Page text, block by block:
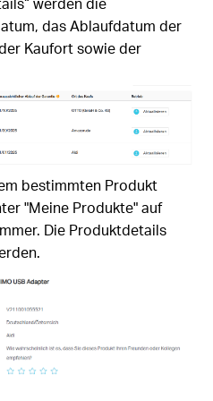
das Ablaufdatum der
Kaufort sowie der
bestimmten Produkt
"Meine Produkte" auf
Die Produktdetails